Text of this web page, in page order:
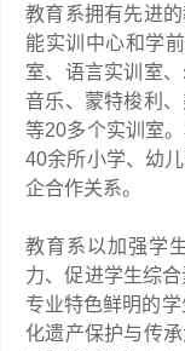
教育系拥有先进
能实训中心和学
室、语言实训室
音乐、蒙特梭利
等20多个实训室
40余所小学、幼
企合作关系。
教育系以加强学
力、促进学生综
专业特色鲜明的
化遗产保护与传